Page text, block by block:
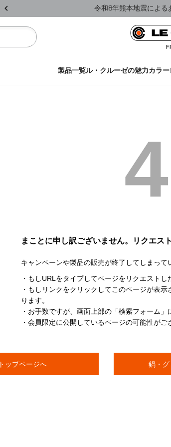
令和8年熊本地震によ
製品一覧ル・クルーゼの魅力カラー
まことに申し訳ございません。リクエス
キャンペーンや製品の販売が終了してしまって
・もしURLをタイプしてページをリクエスト
・もしリンクをクリックしてこのページが表
ります。
・お手数ですが、画面上部の「検索フォーム
・会員限定に公開しているページの可能性が
トップページへ 鍋・